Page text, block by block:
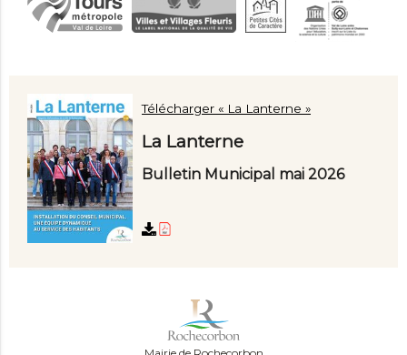
Télécharger « La Lanterne »
La Lanterne
Bulletin Municipal mai 2026